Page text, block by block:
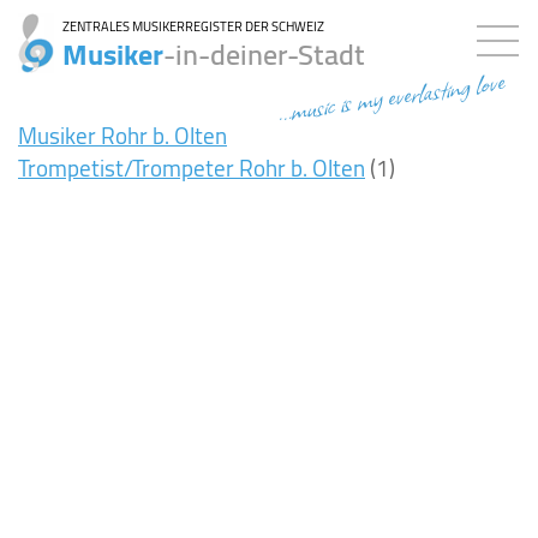
ZENTRALES MUSIKERREGISTER DER SCHWEIZ
Musiker-in-deiner-Stadt
...music is my everlasting love
Musiker Rohr b. Olten
Trompetist/Trompeter Rohr b. Olten(1)